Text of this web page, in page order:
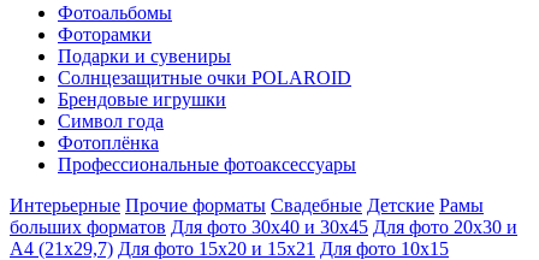
Фотоальбомы
Фоторамки
Подарки и сувениры
Солнцезащитные очки POLAROID
Брендовые игрушки
Символ года
Фотоплёнка
Профессиональные фотоаксессуары
Интерьерные Прочие форматы Свадебные Детские Рамы
больших форматов Для фото 30х40 и 30х45 Для фото 20х30 и
А4 (21х29,7) Для фото 15х20 и 15х21 Для фото 10х15